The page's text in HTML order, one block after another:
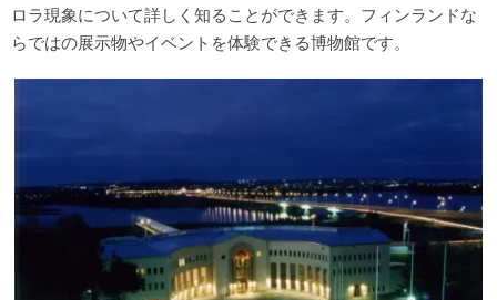
ロラ現象について詳しく知ることができます。フィンランドな
らではの展示物やイベントを体験できる博物館です。